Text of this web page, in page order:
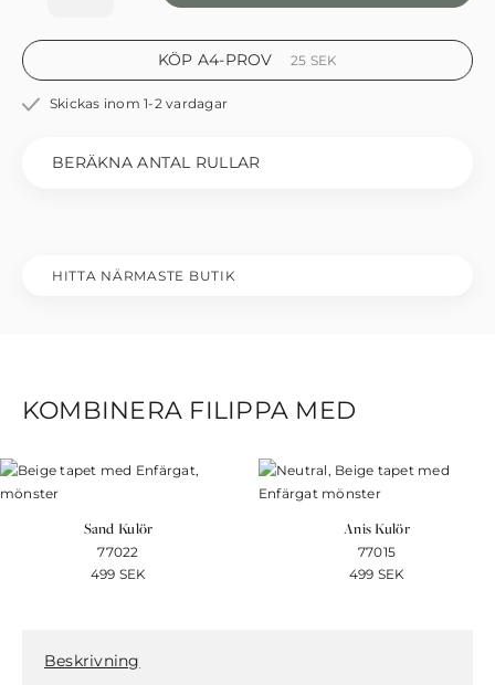
Skickas inom 1-2 vardagar
BERÄKNA ANTAL RULLAR
KÖP A4-PROV 25 SEK
HITTA NÄRMASTE BUTIK
KOMBINERA FILIPPA MED
Sand Kulör
77022
499 SEK
Anis Kulör
77015
499 SEK
Beskrivning